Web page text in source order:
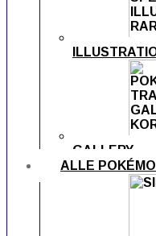
GALLERY
ALLE